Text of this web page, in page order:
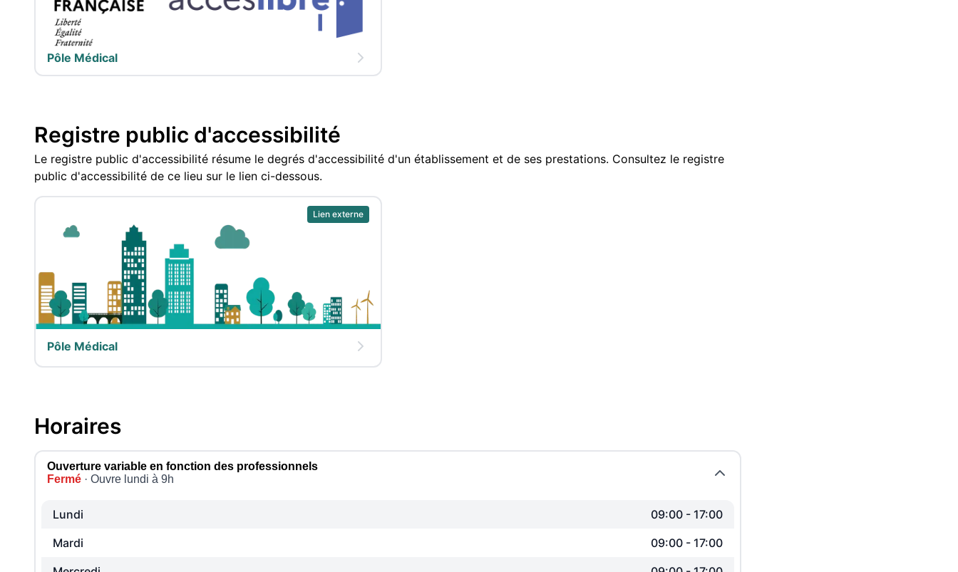
Pôle Médical
Registre public d'accessibilité
Le registre public d'accessibilité résume le degrés d'accessibilité d'un établissement et de ses prestations. Consultez le registre
public d'accessibilité de ce lieu sur le lien ci-dessous.
Lien externe
Pôle Médical
Horaires
Ouverture variable en fonction des professionnels
Fermé · Ouvre lundi à 9h
Lundi 09:00 - 17:00
Mardi
09:00 - 17:00